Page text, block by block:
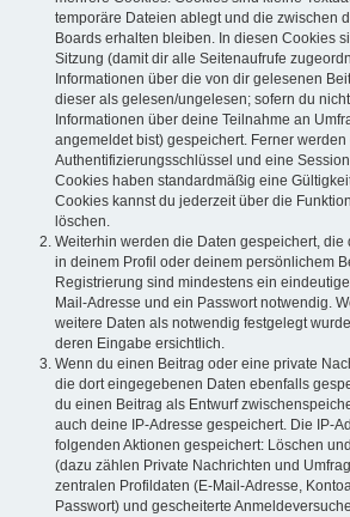
temporäre Dateien ablegt und die zwischen
Boards erhalten bleiben. In diesen Cookies
Sitzung (damit dir alle Seitenaufrufe
Informationen über die von dir gelesenen
dieser als gelesen/ungelesen; sofern du
Informationen über deine Teilnahme an
angemeldet bist) gespeichert. Ferner
Authentifizierungsschlüssel und eine
Cookies haben standardmäßig eine
Cookies kannst du jederzeit über die
löschen.
Weiterhin werden die Daten gespeichert,
in deinem Profil oder deinem persönlichem
Registrierung sind mindestens ein
Mail-Adresse und ein Passwort notwendig.
weitere Daten als notwendig festgelegt
deren Eingabe ersichtlich.
Wenn du einen Beitrag oder eine private
die dort eingegebenen Daten ebenfalls
du einen Beitrag als Entwurf
auch deine IP-Adresse gespeichert. Die IP-
folgenden Aktionen gespeichert: Löschen
(dazu zählen Private Nachrichten und
zentralen Profildaten (E-Mail-Adresse,
Passwort) und gescheiterte